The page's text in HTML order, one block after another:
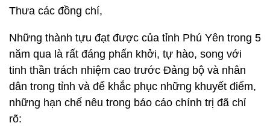
Thưa các đồng chí,
Những thành tựu đạt được của tỉnh Phú Yên trong 5
năm qua là rất đáng phấn khởi, tự hào, song với
tinh thần trách nhiệm cao trước Đảng bộ và nhân
dân trong tỉnh và để khắc phục những khuyết điểm,
những hạn chế nêu trong báo cáo chính trị đã chỉ
rõ: